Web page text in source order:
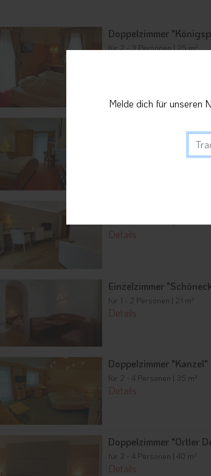
Doppelzimmer
für 2 - 3 Personen | 25 m²
Details
Einzelzimmer
für 1 - 2 Personen | 21 m²
Details
Doppelzimmer "Kanzel"
für 2 - 4 Personen | 35 m²
Details
Doppelzimmer "Ortler
für 2 - 4 Personen | 40 m²
Details
Melde dich für unseren